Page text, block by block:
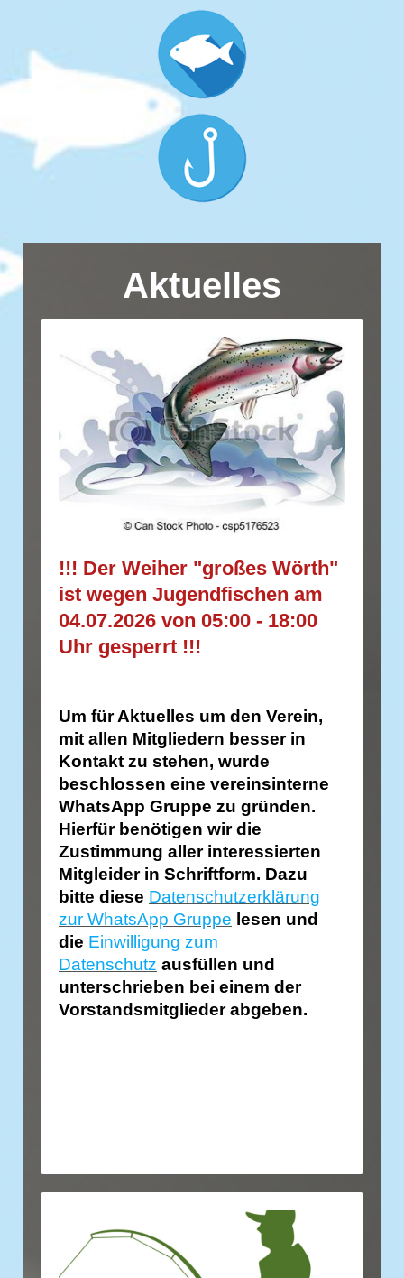
Aktuelles
!!! Der Weiher "großes Wörth"
ist wegen Jugendfischen am
04.07.2026 von 05:00 - 18:00
Uhr gesperrt !!!
Um für Aktuelles um den Verein,
mit allen Mitgliedern besser in
Kontakt zu stehen, wurde
beschlossen eine vereinsinterne
WhatsApp Gruppe zu gründen.
Hierfür benötigen wir die
Zustimmung aller interessierten
Mitgleider in Schriftform. Dazu
bitte diese Datenschutzerklärung
zur WhatsApp Gruppe lesen und
die Einwilligung zum
Datenschutz ausfüllen und
unterschrieben bei einem der
Vorstandsmitglieder abgeben.